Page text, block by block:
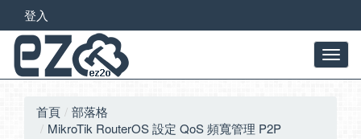
登入
首頁
部落格
MikroTik RouterOS 設定 QoS 頻寬管理 P2P